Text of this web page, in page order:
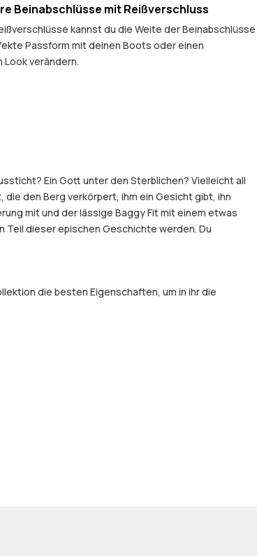
Beinabschlüsse mit Reißverschluss
kannst du die Weite der Beinabschlüsse
Passform mit deinen Boots oder einen
Look verändern.
Ein Gott unter den Sterblichen? Vielleicht all
den Berg verkörpert, ihm ein Gesicht gibt, ihn
mit und der lässige Baggy Fit mit einem etwas
Teil dieser epischen Geschichte werden. Du
die besten Eigenschaften, um in ihr die